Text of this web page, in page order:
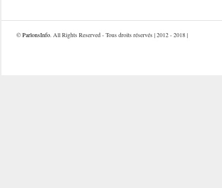
©ParlonsInfo. All Rights Reserved - Tous droits réservés | 2012 - 2018 |